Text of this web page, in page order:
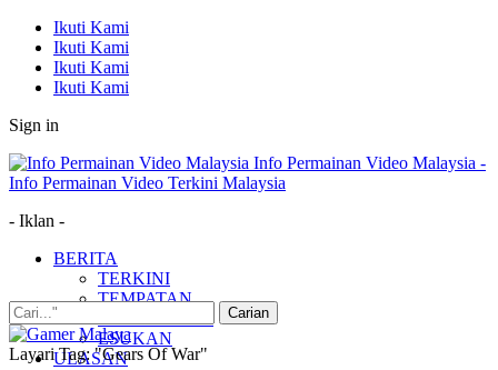
Ikuti Kami
Ikuti Kami
Ikuti Kami
Ikuti Kami
Sign in
Info Permainan Video Malaysia -
Info Permainan Video Terkini Malaysia
- Iklan -
BERITA
TERKINI
TEMPATAN
ESUKAN
ULASAN
Layari Tag: "Gears Of War"